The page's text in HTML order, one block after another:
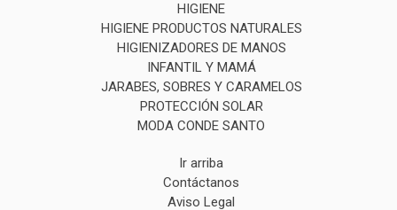
HIGIENE
HIGIENE PRODUCTOS NATURALES
HIGIENIZADORES DE MANOS
INFANTIL Y MAMÁ
JARABES, SOBRES Y CARAMELOS
PROTECCIÓN SOLAR
MODA CONDE SANTO
Ir arriba
Contáctanos
Aviso Legal